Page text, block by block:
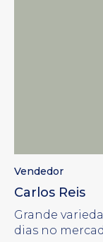
Vendedor
Carlos Reis
Grande
dias no